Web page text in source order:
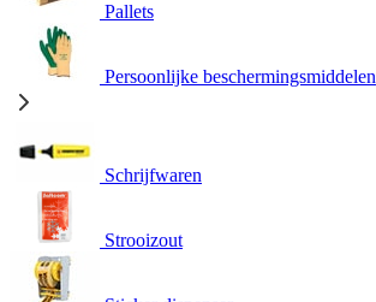
Pallets
Persoonlijke beschermingsmiddelen
Schrijfwaren
Strooizout